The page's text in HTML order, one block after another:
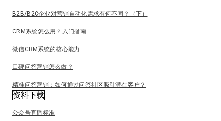
B2B/B2C企业对营销自动化需求有何不同？（下）
CRM系统怎么用？入门指南
微信CRM系统的核心能力
口碑问答营销怎么做？
精准问答营销：如何通过问答社区吸引潜在客户？
资料下载
公众号直播标准